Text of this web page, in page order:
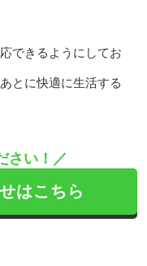
できるようにしてお
とに快適に生活する
さい！／
はこちら